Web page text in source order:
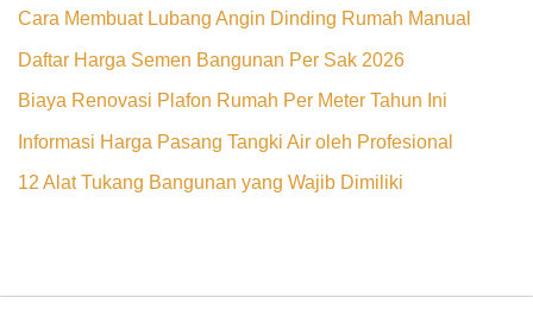
Cara Membuat Lubang Angin Dinding Rumah Manual
Daftar Harga Semen Bangunan Per Sak 2026
Biaya Renovasi Plafon Rumah Per Meter Tahun Ini
Informasi Harga Pasang Tangki Air oleh Profesional
12 Alat Tukang Bangunan yang Wajib Dimiliki